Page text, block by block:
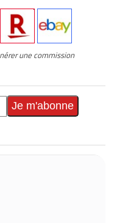
une commission